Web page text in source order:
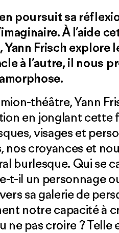
poursuit sa
À l’aide
Frisch explore
à l’autre, il nous
théâtre, Yann
en jonglant cette
visages et
nos croyances et
burlesque. Qui se
t-il un personnage
sa galerie de
notre capacité à
pas croire ? Telle